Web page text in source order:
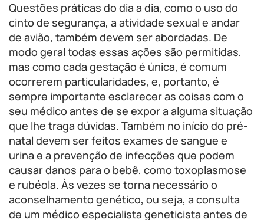
Questões práticas do dia a dia, como o uso do
cinto de segurança, a atividade sexual e andar
de avião, também devem ser abordadas. De
modo geral todas essas ações são permitidas,
mas como cada gestação é única, é comum
ocorrerem particularidades, e, portanto, é
sempre importante esclarecer as coisas com o
seu médico antes de se expor a alguma situação
que lhe traga dúvidas. Também no início do pré-
natal devem ser feitos exames de sangue e
urina e a prevenção de infecções que podem
causar danos para o bebê, como toxoplasmose
e rubéola. Às vezes se torna necessário o
aconselhamento genético, ou seja, a consulta
de um médico especialista geneticista antes de